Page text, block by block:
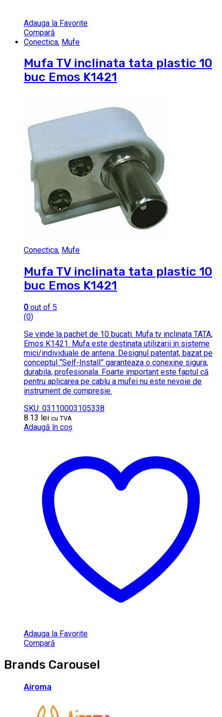
Adauga la Favorite
Compară
Conectica, Mufe
Mufa TV inclinata tata plastic 10
buc Emos K1421
Conectica, Mufe
Mufa TV inclinata tata plastic 10
buc Emos K1421
0 out of 5
(0)
Se vinde la pachet de 10 bucati. Mufa tv inclinata TATA,
Emos K1421. Mufa este destinata utilizarii in sisteme
mici/individuale de antena. Designul patentat, bazat pe
conceptul “Self-Install” garanteaza o conexine sigura,
durabila, profesionala. Foarte important este faptul că
pentru aplicarea pe cablu a mufei nu este nevoie de
instrument de compresie.
SKU: 03110003105338
8.13 lei cu TVA
Adaugă în coș
Adauga la Favorite
Compară
Brands Carousel
Airoma